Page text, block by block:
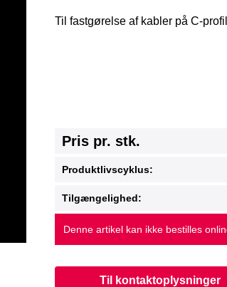
Til fastgørelse af kabler på C-
Pris pr. stk.
Produktlivscyklus:
Tilgængelighed:
Denne artikel kan ikke bestilles
Til kontaktoplysninger